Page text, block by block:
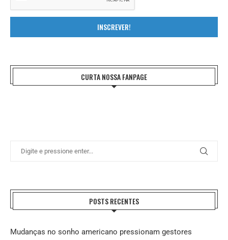
INSCREVER!
CURTA NOSSA FANPAGE
POSTS RECENTES
Mudanças no sonho americano pressionam gestores